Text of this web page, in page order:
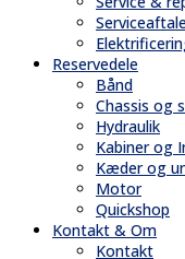
Reservedele
Bånd
Chassis og
Hydraulik
Kabiner og
Kæder og
Motor
Quickshop
Kontakt & Om
Kontakt